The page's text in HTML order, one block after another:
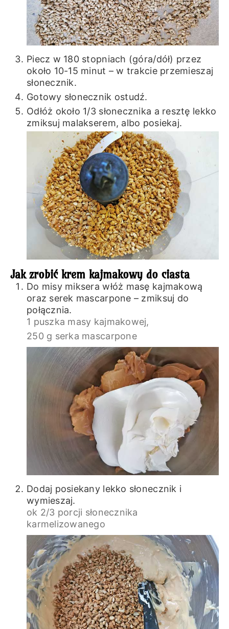
Piecz w 180 stopniach (góra/dół) przez
około 10-15 minut – w trakcie przemieszaj
słonecznik.
Gotowy słonecznik ostudź.
Odłóż około 1/3 słonecznika a resztę lekko
zmiksuj malakserem, albo posiekaj.
Jak zrobić krem kajmakowy do ciasta
Do misy miksera włóż masę kajmakową
oraz serek mascarpone – zmiksuj do
połącznia.
1 puszka masy kajmakowej,
250 g serka mascarpone
Dodaj posiekany lekko słonecznik i
wymieszaj.
ok 2/3 porcji słonecznika
karmelizowanego